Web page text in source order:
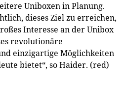
Uniboxen in Planung.
dieses Ziel zu erreichen,
Interesse an der Unibox
revolutionäre
einzigartige Möglichkeiten
bietet“, so Haider. (red)